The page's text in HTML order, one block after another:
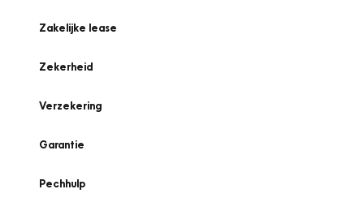
Zakelijke lease
Zekerheid
Verzekering
Garantie
Pechhulp